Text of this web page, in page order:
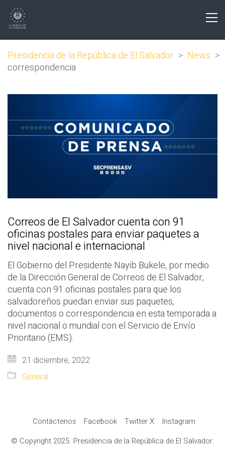
Presidencia de la República de El Salvador > News >
correspondencia
Correos de El Salvador cuenta con 91
oficinas postales para enviar paquetes a
nivel nacional e internacional
El Gobierno del Presidente Nayib Bukele, por medio
de la Dirección General de Correos de El Salvador,
cuenta con 91 oficinas postales para que los
salvadoreños puedan enviar sus paquetes,
documentos o correspondencia en esta temporada a
nivel nacional o mundial con el Servicio de Envío
Prioritario (EMS).
21 diciembre, 2022
General
Contáctenos Facebook Twitter X
Instagram
© Copyright 2025. Presidencia de la República de El Salvador.